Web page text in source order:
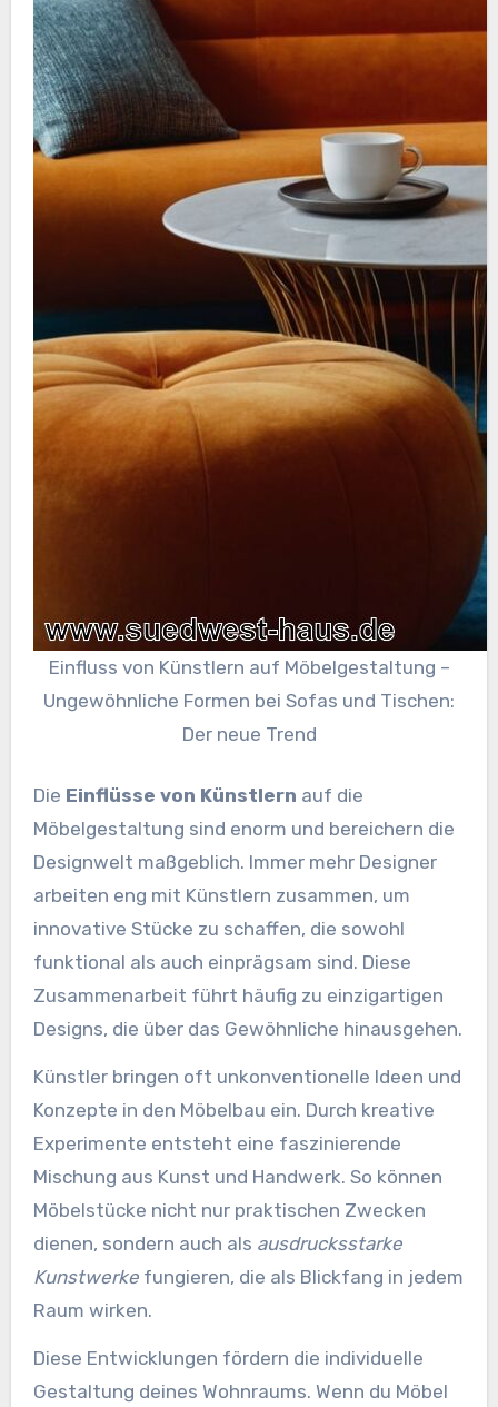
Einfluss von Künstlern auf Möbelgestaltung –
Ungewöhnliche Formen bei Sofas und Tischen:
Der neue Trend
Die Einflüsse von Künstlern auf die
Möbelgestaltung sind enorm und bereichern die
Designwelt maßgeblich. Immer mehr Designer
arbeiten eng mit Künstlern zusammen, um
innovative Stücke zu schaffen, die sowohl
funktional als auch einprägsam sind. Diese
Zusammenarbeit führt häufig zu einzigartigen
Designs, die über das Gewöhnliche hinausgehen.
Künstler bringen oft unkonventionelle Ideen und
Konzepte in den Möbelbau ein. Durch kreative
Experimente entsteht eine faszinierende
Mischung aus Kunst und Handwerk. So können
Möbelstücke nicht nur praktischen Zwecken
dienen, sondern auch als ausdrucksstarke
Kunstwerkefungieren, die als Blickfang in jedem
Raum wirken.
Diese Entwicklungen fördern die individuelle
Gestaltung deines Wohnraums. Wenn du Möbel